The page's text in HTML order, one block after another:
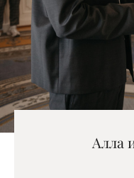
Алла